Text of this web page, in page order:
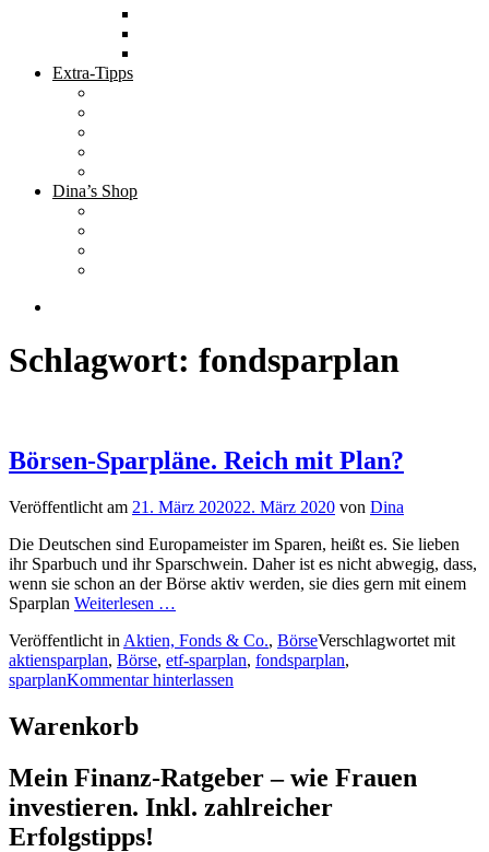
Extra-Tipps
Dina’s Shop
Schlagwort: fondsparplan
Börsen-Sparpläne. Reich mit Plan?
Veröffentlicht am 21. März 202022. März 2020 von Dina
Die Deutschen sind Europameister im Sparen, heißt es. Sie lieben
ihr Sparbuch und ihr Sparschwein. Daher ist es nicht abwegig, dass,
wenn sie schon an der Börse aktiv werden, sie dies gern mit einem
Sparplan Weiterlesen …
Veröffentlicht in Aktien, Fonds & Co., BörseVerschlagwortet mit
aktiensparplan, Börse, etf-sparplan, fondsparplan,
sparplanKommentar hinterlassen
Warenkorb
Mein Finanz-Ratgeber – wie Frauen
investieren. Inkl. zahlreicher
Erfolgstipps!